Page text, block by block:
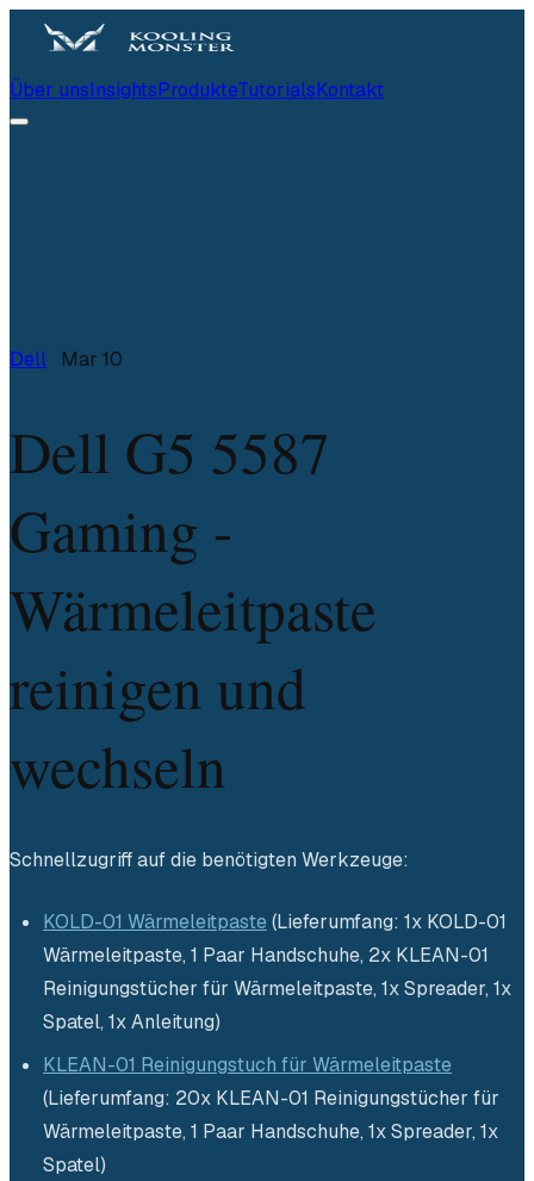
Über unsInsightsProdukteTutorialsKontakt
Dell Mar 10
Dell G5 5587
Gaming -
Wärmeleitpaste
reinigen und
wechseln
Schnellzugriff auf die benötigten Werkzeuge:
KOLD-01 Wärmeleitpaste (Lieferumfang: 1x KOLD-01
Wärmeleitpaste, 1 Paar Handschuhe, 2x KLEAN-01
Reinigungstücher für Wärmeleitpaste, 1x Spreader, 1x
Spatel, 1x Anleitung)
KLEAN-01 Reinigungstuch für Wärmeleitpaste
(Lieferumfang: 20x KLEAN-01 Reinigungstücher für
Wärmeleitpaste, 1 Paar Handschuhe, 1x Spreader, 1x
Spatel)